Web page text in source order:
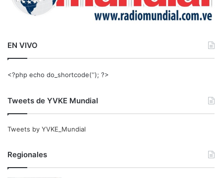
EN VIVO
<?php echo do_shortcode(‘‘); ?>
Tweets de YVKE Mundial
Tweets by YVKE_Mundial
Regionales